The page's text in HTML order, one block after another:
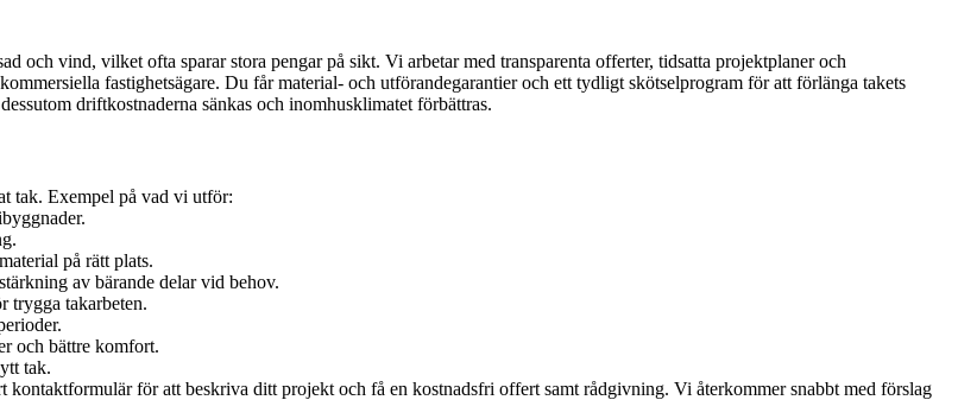
och vind, vilket ofta sparar stora pengar på sikt. Vi arbetar med transparenta offerter, tidsatta projektplaner och
fastighetsägare. Du får material- och utförandegarantier och ett tydligt skötselprogram för att förlänga takets
driftkostnaderna sänkas och inomhusklimatet förbättras.
tak. Exempel på vad vi utför:
på rätt plats.
av bärande delar vid behov.
trygga takarbeten.
och bättre komfort.
tak.
för att beskriva ditt projekt och få en kostnadsfri offert samt rådgivning. Vi återkommer snabbt med förslag